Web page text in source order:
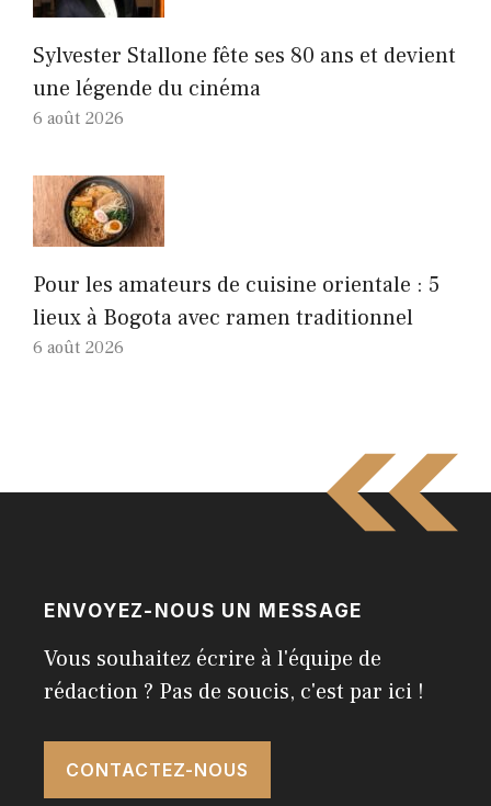
Sylvester Stallone fête ses 80 ans et devient
une légende du cinéma
6 août 2026
Pour les amateurs de cuisine orientale : 5
lieux à Bogota avec ramen traditionnel
6 août 2026
ENVOYEZ-NOUS UN MESSAGE
Vous souhaitez écrire à l'équipe de
rédaction ? Pas de soucis, c'est par ici !
CONTACTEZ-NOUS